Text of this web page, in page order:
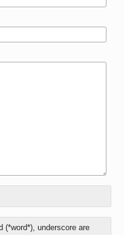
(*word*), underscore are